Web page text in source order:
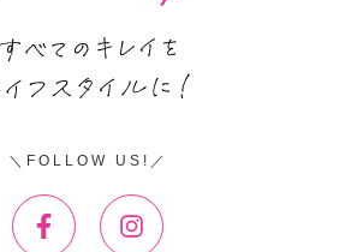
FOLLOW US!